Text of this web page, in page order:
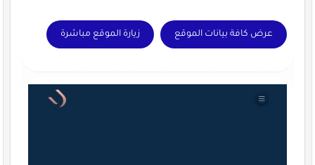
عرض كافة بيانات الموقع زيارة الموقع مباشرة